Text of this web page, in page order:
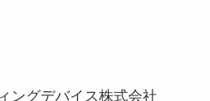
に売ってる？コスパや体に悪いっ
ングデバイス株式会社